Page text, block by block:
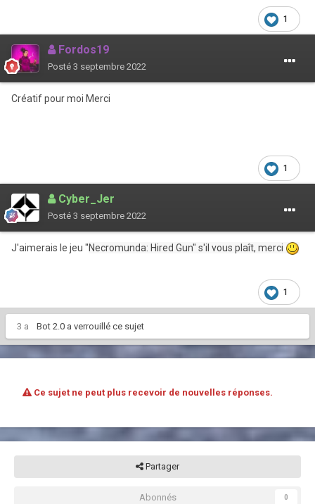
1
Fordos19
Posté 3 septembre 2022
Créatif pour moi Merci
1
Cyber_Jer
Posté 3 septembre 2022
J'aimerais le jeu "Necromunda: Hired Gun" s'il vous plaît, merci
1
3 a Bot 2.0 a verrouillé ce sujet
Ce sujet ne peut plus recevoir de nouvelles réponses.
Partager
Abonnés 0